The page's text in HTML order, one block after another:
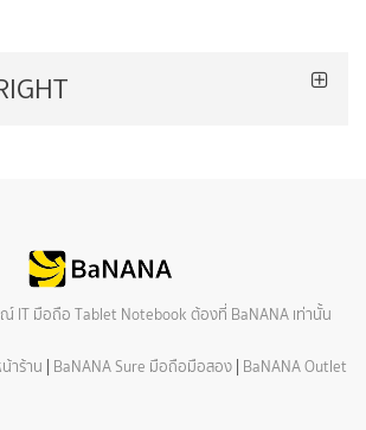
IT มือถือ Tablet Notebook ต้องที่ BaNANA เท่านั้น
าร้าน | BaNANA Sure มือถือมือสอง | BaNANA Outlet